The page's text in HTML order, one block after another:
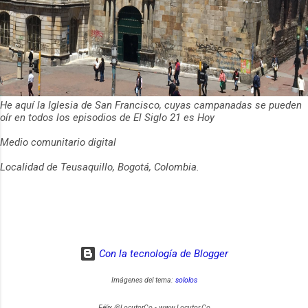
He aquí la Iglesia de San Francisco, cuyas campanadas se pueden
oír en todos los episodios de El Siglo 21 es Hoy
Medio comunitario digital
Localidad de Teusaquillo, Bogotá, Colombia.
Con la tecnología de Blogger
Imágenes del tema: sololos